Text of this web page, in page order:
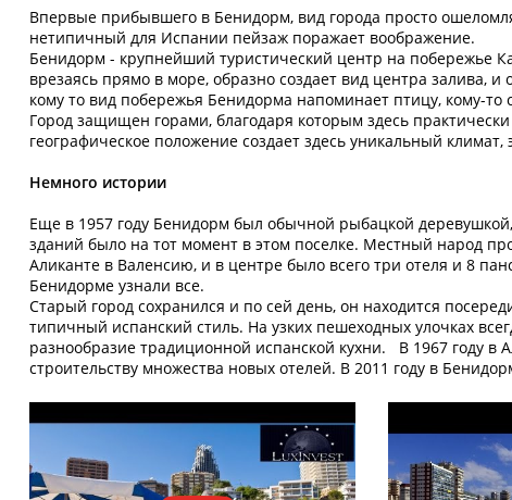
Впервые прибывшего в Бенидорм, вид города просто
нетипичный для Испании пейзаж поражает воображение.
Бенидорм - крупнейший туристический центр на побережье
врезаясь прямо в море, образно создает вид центра залива,
кому то вид побережья Бенидорма напоминает птицу, кому-то
Город защищен горами, благодаря которым здесь
географическое положение создает здесь уникальный
Немного истории
Еще в 1957 году Бенидорм был обычной рыбацкой
зданий было на тот момент в этом поселке. Местный народ
Аликанте в Валенсию, и в центре было всего три отеля и 8
Бенидорме узнали все.
Старый город сохранился и по сей день, он находится
типичный испанский стиль. На узких пешеходных улочках
разнообразие традиционной испанской кухни. В 1967 году в
строительству множества новых отелей. В 2011 году в